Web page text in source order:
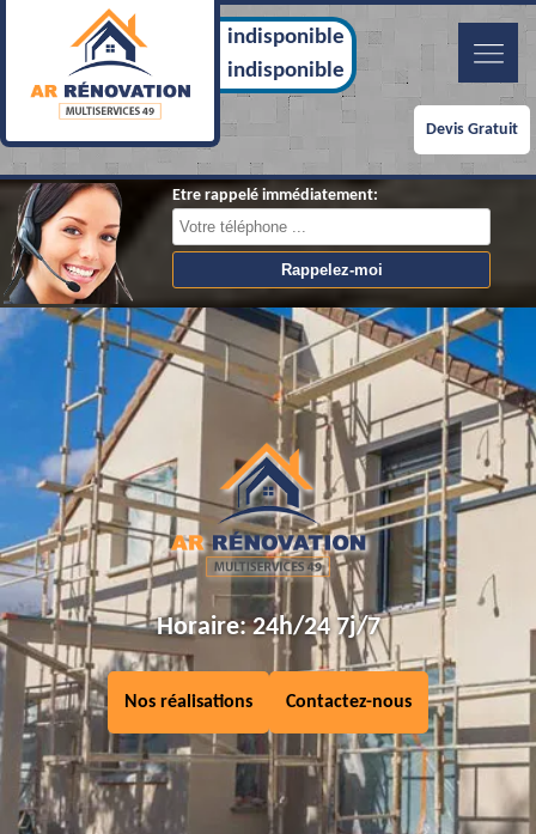
indisponible
indisponible
Devis Gratuit
Etre rappelé immédiatement:
Horaire: 24h/24 7j/7
Nos réalisations Contactez-nous